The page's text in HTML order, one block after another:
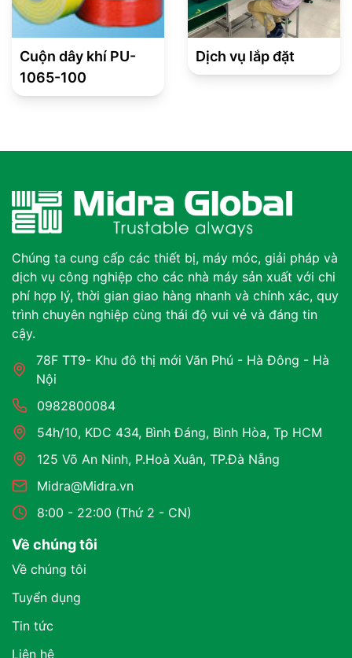
Cuộn dây khí PU-
1065-100
Dịch vụ lắp đặt
Chúng ta cung cấp các thiết bị, máy móc, giải pháp và
dịch vụ công nghiệp cho các nhà máy sản xuất với chi
phí hợp lý, thời gian giao hàng nhanh và chính xác, quy
trình chuyên nghiệp cùng thái độ vui vẻ và đáng tin
cậy.
78F TT9- Khu đô thị mới Văn Phú - Hà Đông - Hà
Nội
0982800084
54h/10, KDC 434, Bình Đáng, Bình Hòa, Tp HCM
125 Võ An Ninh, P.Hoà Xuân, TP.Đà Nẵng
Midra@Midra.vn
8:00 - 22:00 (Thứ 2 - CN)
Về chúng tôi
Về chúng tôi
Tuyển dụng
Tin tức
Liên hệ